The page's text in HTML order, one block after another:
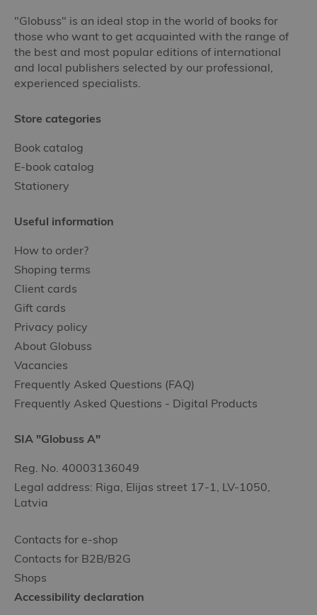
"Globuss" is an ideal stop in the world of books for
those who want to get acquainted with the range of
the best and most popular editions of international
and local publishers selected by our professional,
experienced specialists.
Store categories
Book catalog
E-book catalog
Stationery
Useful information
How to order?
Shoping terms
Client cards
Gift cards
Privacy policy
About Globuss
Vacancies
Frequently Asked Questions (FAQ)
Frequently Asked Questions - Digital Products
SIA "Globuss A"
Reg. No. 40003136049
Legal address: Riga, Elijas street 17-1, LV-1050,
Latvia
Contacts for e-shop
Contacts for B2B/B2G
Shops
Accessibility declaration